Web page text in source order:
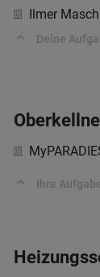
Ilmer
Deine
Ihre